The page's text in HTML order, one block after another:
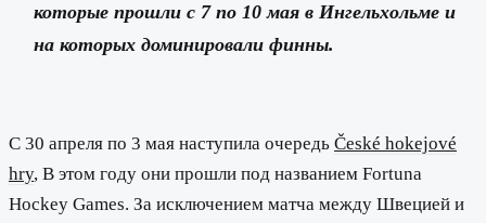
которые прошли с 7 по 10 мая в Ингельхольме и
на которых доминировали финны.
С 30 апреля по 3 мая наступила очередь České hokejové
hry, В этом году они прошли под названием Fortuna
Hockey Games. За исключением матча между Швецией и